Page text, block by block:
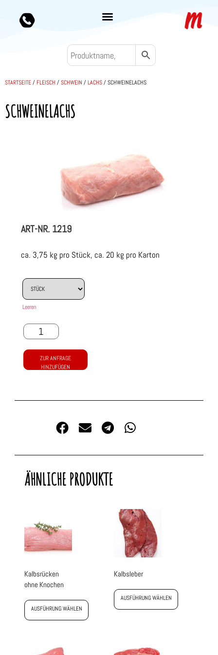
STARTSEITE/ FLEISCH /SCHWEIN /LACHS/ SCHWEINELACHS
SCHWEINELACHS
ART-NR. 1219
ca. 3,75 kg pro Stück, ca. 20 kg pro Karton
Leeren
ZUR ANFRAGE
HINZUFÜGEN
ÄHNLICHE PRODUKTE
Kalbsrücken
ohne Knochen
AUSFÜHRUNG WÄHLEN
Kalbsleber
AUSFÜHRUNG WÄHLEN